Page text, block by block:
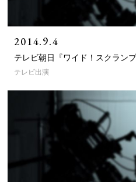
2014.9.4
テレビ朝日『ワイド！スクラン
テレビ出演